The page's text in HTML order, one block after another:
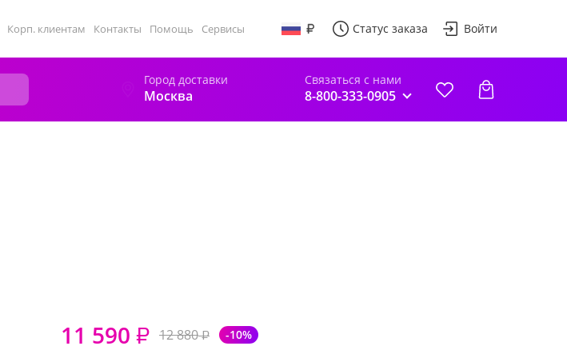
Корп. клиентам Контакты Помощь Сервисы Статус заказа Войти
Город доставки
Москва
Связаться с нами
8-800-333-0905
11 590 ₽ 12 880₽ -10%